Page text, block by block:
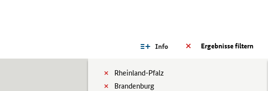
Ergebnisse filtern
Info
Rheinland-Pfalz
Brandenburg